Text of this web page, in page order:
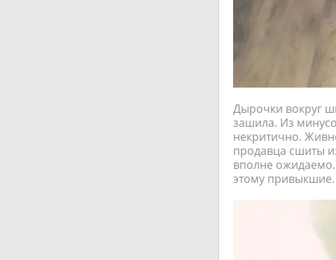
Дырочки вокруг
зашила. Из
некритично.
продавца сшиты
вполне
этому привыкшие.